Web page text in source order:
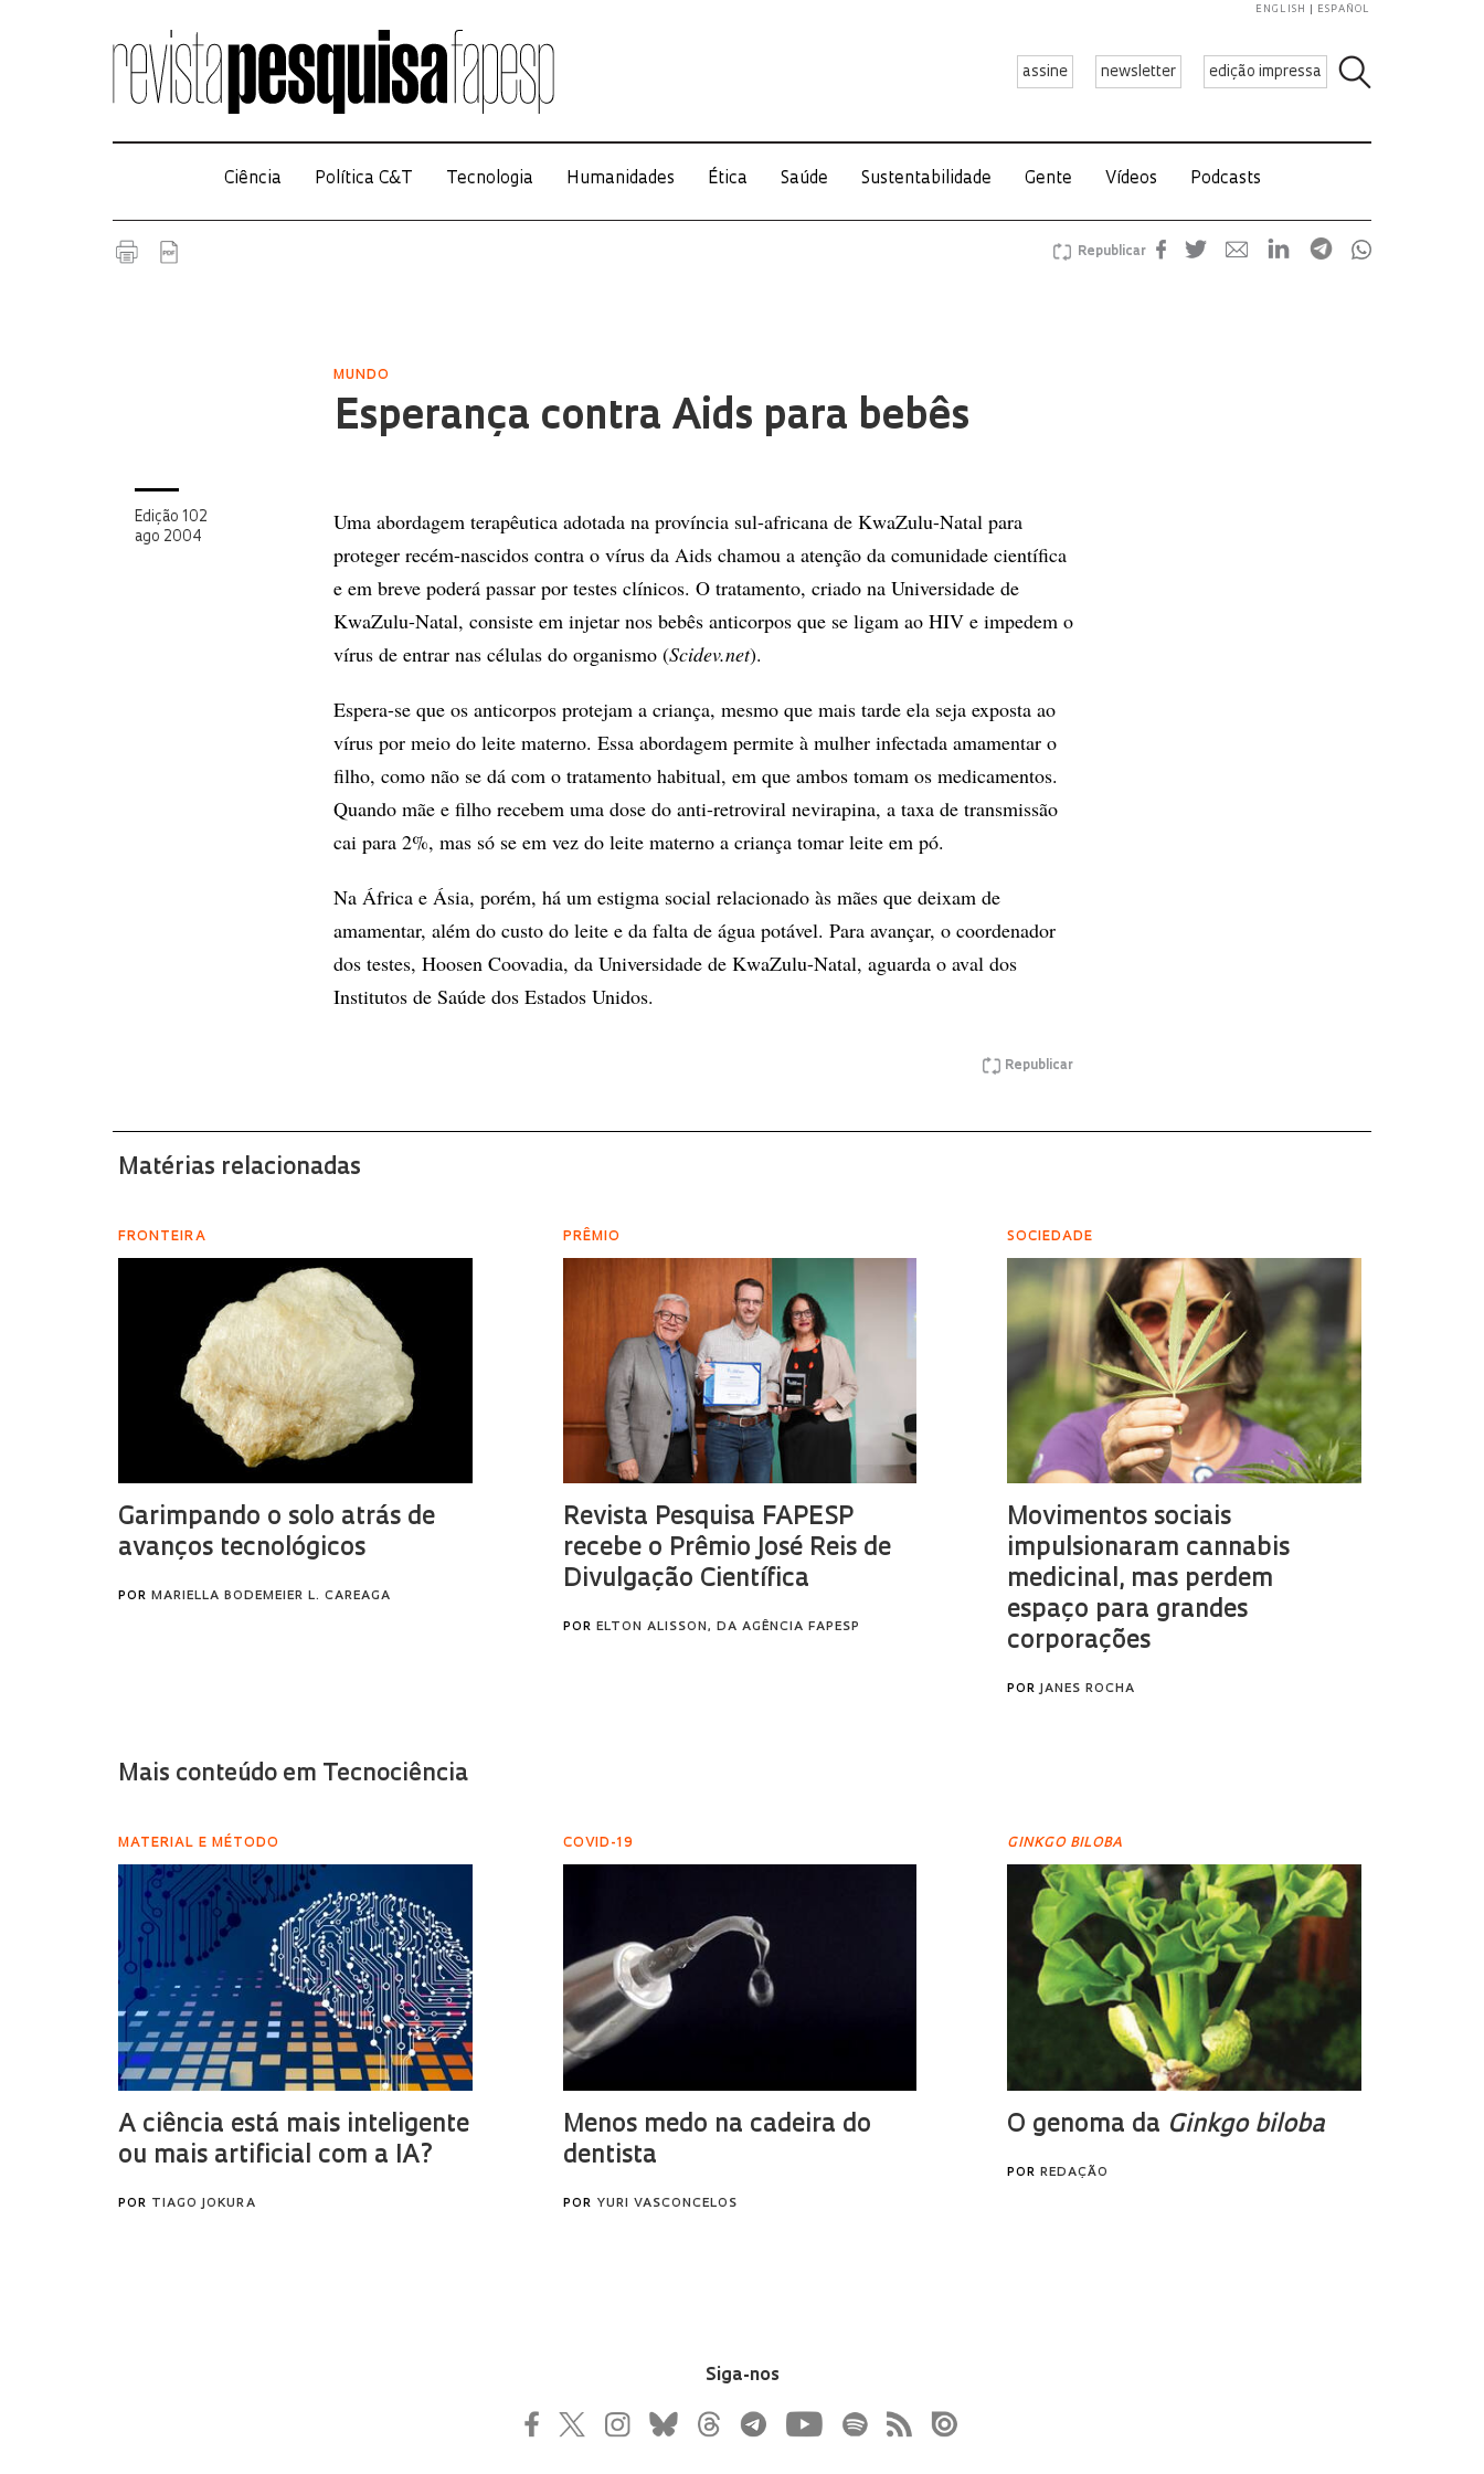
assine newsletter edição impressa
ENGLISH ESPAÑOL
Ciência Política C&T Tecnologia Humanidades Ética Saúde Sustentabilidade Gente Vídeos Podcasts
Republicar
MUNDO
Esperança contra Aids para bebês
Edição 102
ago 2004
Uma abordagem terapêutica adotada na província sul-africana de KwaZulu-Natal para
proteger recém-nascidos contra o vírus da Aids chamou a atenção da comunidade científica
e em breve poderá passar por testes clínicos. O tratamento, criado na Universidade de
KwaZulu-Natal, consiste em injetar nos bebês anticorpos que se ligam ao HIV e impedem o
vírus de entrar nas células do organismo (Scidev.net).
Espera-se que os anticorpos protejam a criança, mesmo que mais tarde ela seja exposta ao
vírus por meio do leite materno. Essa abordagem permite à mulher infectada amamentar o
filho, como não se dá com o tratamento habitual, em que ambos tomam os medicamentos.
Quando mãe e filho recebem uma dose do anti-retroviral nevirapina, a taxa de transmissão
cai para 2%, mas só se em vez do leite materno a criança tomar leite em pó.
Na África e Ásia, porém, há um estigma social relacionado às mães que deixam de
amamentar, além do custo do leite e da falta de água potável. Para avançar, o coordenador
dos testes, Hoosen Coovadia, da Universidade de KwaZulu-Natal, aguarda o aval dos
Institutos de Saúde dos Estados Unidos.
Republicar
Siga-nos